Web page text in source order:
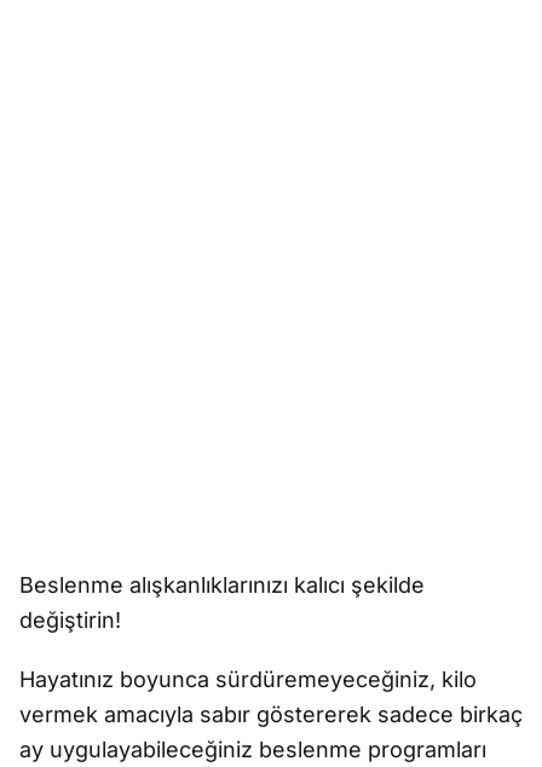
Beslenme alışkanlıklarınızı kalıcı şekilde
değiştirin!
Hayatınız boyunca sürdüremeyeceğiniz, kilo
vermek amacıyla sabır göstererek sadece birkaç
ay uygulayabileceğiniz beslenme programları